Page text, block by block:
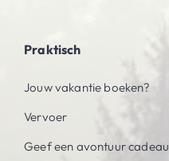
Praktisch
Jouw vakantie boeken?
Vervoer
Geef een avontuur cadeau